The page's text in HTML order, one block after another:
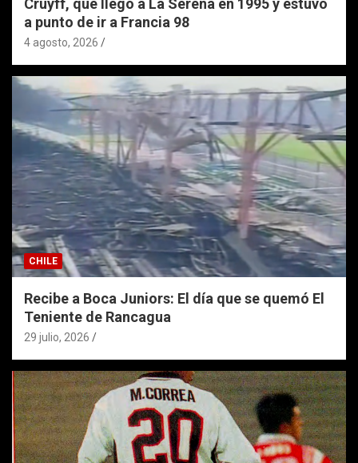
Cruyff, que llegó a La Serena en 1995 y estuvo
a punto de ir a Francia 98
4 agosto, 2026
CHILE
Recibe a Boca Juniors: El día que se quemó El
Teniente de Rancagua
29 julio, 2026